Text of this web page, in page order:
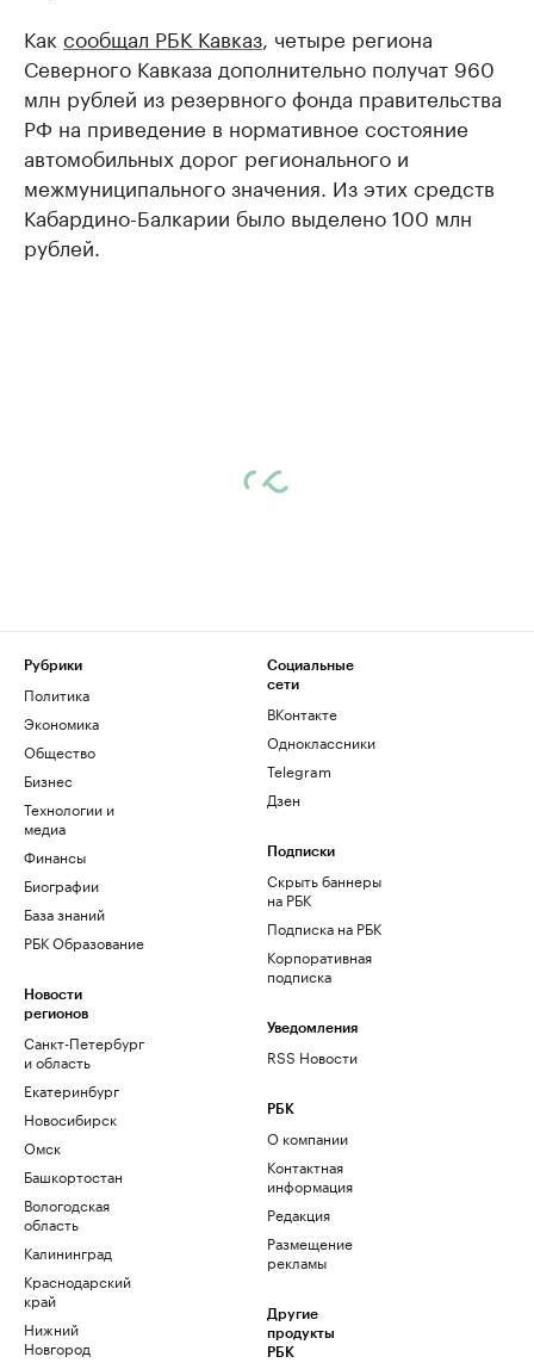
Как сообщал РБК Кавказ , четыре региона
Северного Кавказа дополнительно получат 960
млн рублей из резервного фонда правительства
РФ на приведение в нормативное состояние
автомобильных дорог регионального и
межмуниципального значения. Из этих средств
Кабардино-Балкарии было выделено 100 млн
рублей.
Рубрики
Политика
Экономика
Общество
Бизнес
Технологии и
медиа
Финансы
Биографии
База знаний
РБК Образование
Новости
регионов
Санкт-Петербург
и область
Екатеринбург
Новосибирск
Омск
Башкортостан
Вологодская
область
Калининград
Краснодарский
край
Нижний
Новгород
Социальные
сети
ВКонтакте
Одноклассники
Telegram
Дзен
Подписки
Скрыть баннеры
на РБК
Подписка на РБК
Корпоративная
подписка
Уведомления
RSS Новости
РБК
О компании
Контактная
информация
Редакция
Размещение
рекламы
Другие
продукты
РБК